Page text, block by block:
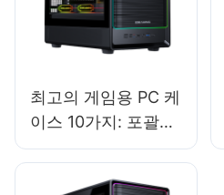
최고의 게임용 PC 케
이스 10가지: 포괄적
인 구매 목록